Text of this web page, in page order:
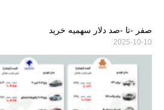
صفر -تا -صد دلار سهمیه خرید
2025-10-10